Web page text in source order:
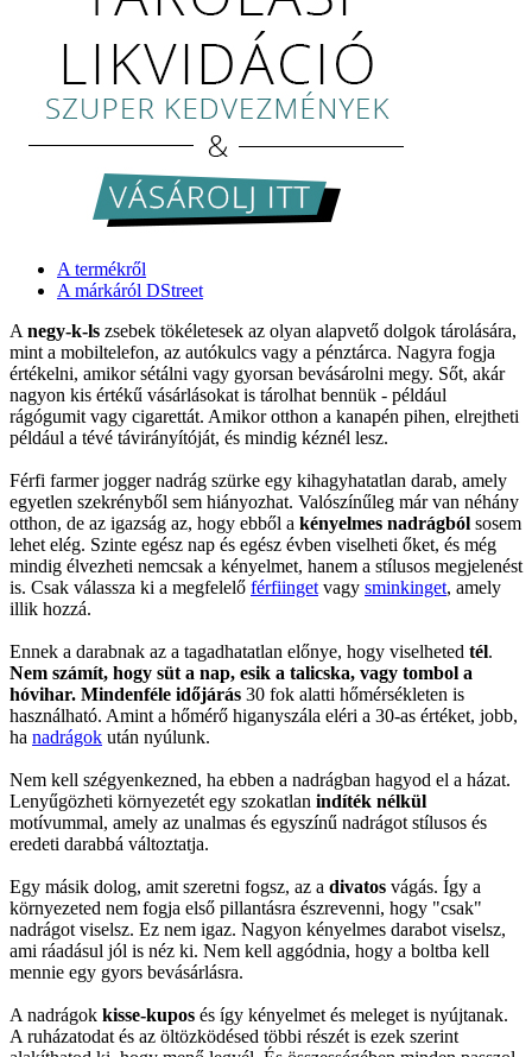
A termékről
A márkáról DStreet
A negy-k-ls zsebek tökéletesek az olyan alapvető dolgok tárolására,
mint a mobiltelefon, az autókulcs vagy a pénztárca. Nagyra fogja
értékelni, amikor sétálni vagy gyorsan bevásárolni megy. Sőt, akár
nagyon kis értékű vásárlásokat is tárolhat bennük - például
rágógumit vagy cigarettát. Amikor otthon a kanapén pihen, elrejtheti
például a tévé távirányítóját, és mindig kéznél lesz.
Férfi farmer jogger nadrág szürke egy kihagyhatatlan darab, amely
egyetlen szekrényből sem hiányozhat. Valószínűleg már van néhány
otthon, de az igazság az, hogy ebből a kényelmes nadrágból sosem
lehet elég. Szinte egész nap és egész évben viselheti őket, és még
mindig élvezheti nemcsak a kényelmet, hanem a stílusos megjelenést
is. Csak válassza ki a megfelelő férfiinget vagy sminkinget, amely
illik hozzá.
Ennek a darabnak az a tagadhatatlan előnye, hogy viselheted tél.
Nem számít, hogy süt a nap, esik a talicska, vagy tombol a
hóvihar. Mindenféle időjárás 30 fok alatti hőmérsékleten is
használható. Amint a hőmérő higanyszála eléri a 30-as értéket, jobb,
ha nadrágok után nyúlunk.
Nem kell szégyenkezned, ha ebben a nadrágban hagyod el a házat.
Lenyűgözheti környezetét egy szokatlan indíték nélkül
motívummal, amely az unalmas és egyszínű nadrágot stílusos és
eredeti darabbá változtatja.
Egy másik dolog, amit szeretni fogsz, az a divatos vágás. Így a
környezeted nem fogja első pillantásra észrevenni, hogy "csak"
nadrágot viselsz. Ez nem igaz. Nagyon kényelmes darabot viselsz,
ami ráadásul jól is néz ki. Nem kell aggódnia, hogy a boltba kell
mennie egy gyors bevásárlásra.
A nadrágok kisse-kupos és így kényelmet és meleget is nyújtanak.
A ruházatodat és az öltözködésed többi részét is ezek szerint